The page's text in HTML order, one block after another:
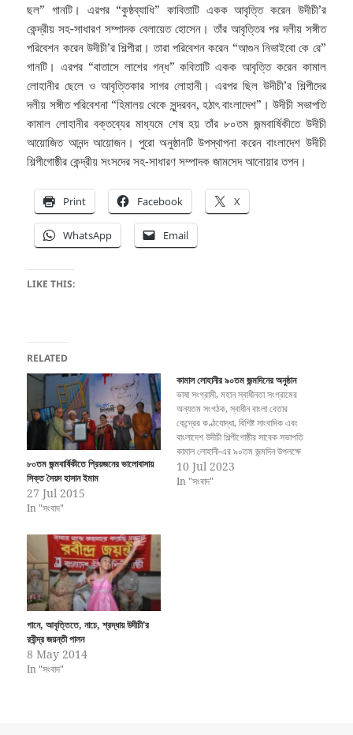
ছল” গানটি। এরপর “কুষ্ঠব্যাধি” কাবিতাটি একক আবৃত্তি করেন উদীচী’র
কেন্দ্রীয় সহ-সাধারণ সম্পাদক বেলায়েত হোসেন। তাঁর আবৃত্তির পর দলীয় সঙ্গীত
পরিবেশন করেন উদীচী’র শিল্পীরা। তারা পরিবেশন করেন “আগুন নিভাইবো কে রে”
গানটি। এরপর “বাতাসে লাশের গন্ধ” কবিতাটি একক আবৃত্তি করেন কামাল
লোহানীর ছেলে ও আবৃত্তিকার সাগর লোহানী। এরপর ছিল উদীচী’র শিল্পীদের
দলীয় সঙ্গীত পরিবেশনা “হিমালয় থেকে সুন্দরবন, হঠাৎ বাংলাদেশ”। উদীচী সভাপতি
কামাল লোহানীর বক্তব্যের মাধ্যমে শেষ হয় তাঁর ৮০তম জন্মবার্ষিকীতে উদীচী
আয়োজিত আনন্দ আয়োজন। পুরো অনুষ্ঠানটি উপস্থাপনা করেন বাংলাদেশ উদীচী
শিল্পীগোষ্ঠীর কেন্দ্রীয় সংসদের সহ-সাধারণ সম্পাদক জামসেদ আনোয়ার তপন।
Print Facebook X
WhatsApp Email
LIKE THIS:
RELATED
৮০তম জন্মবার্ষিকীতে প্রিয়জনের ভালোবাসায়
সিক্ত সৈয়দ হাসান ইমাম
27 Jul 2015
In "সংবাদ"
কামাল লোহানীর ৯০তম জন্মদিনের অনুষ্ঠান
ভাষা সংগ্রামী, মহান স্বাধীনতা সংগ্রামের
অন্যতম সংগঠক, স্বাধীন বাংলা বেতার
কেন্দ্রের কণ্ঠযোদ্ধা, বিশিষ্ট সাংবাদিক এবং
বাংলাদেশ উদীচী শিল্পীগোষ্ঠীর সাবেক সভাপতি
কামাল লোহানী-এর ৯০তম জন্মদিন উপলক্ষে
২৬ জুন সোমবার, বিকাল সাড়ে ৫টায় বাংলাদেশ
শিল্পকলা একাডেমীর সঙ্গীত, আবৃত্তি ও
10 Jul 2023
In "সংবাদ"
গানে, আবৃত্তিতে, নাচে, শ্রদ্ধায় উদীচী’র
রবীন্দ্র জয়ন্তী পালন
8 May 2014
In "সংবাদ"